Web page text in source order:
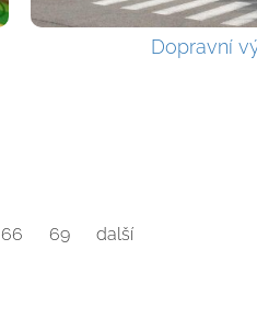
Dopravní
66 69 další